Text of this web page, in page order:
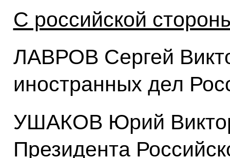
С российской
ЛАВРОВ Сергей
иностранных дел
УШАКОВ Юрий
Президента